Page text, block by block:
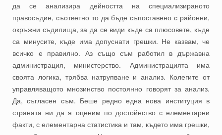
да се анализира дейността на специализираното
правосъдие, съответно то да бъде съпоставено с районни,
окръжни съдилища, за да се види къде са плюсовете, къде
са минусите, къде има допуснати грешки. Не казвам, че
всичко е правилно. Аз също съм работил в държавна
администрация, министерство. Администрацията има
своята логика, трябва натрупване и анализ. Колегите от
управляващото мнозинство постоянно говорят за анализ.
Да, съгласен съм. Беше редно една нова институция в
страната ни да я оценим по достойнство с елементарни
факти, с елементарна статистика и там, където има грешки,